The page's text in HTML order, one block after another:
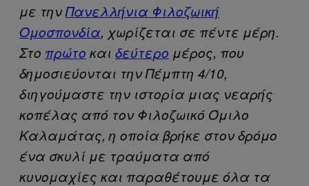
με τηνΠανελλήνια Φιλοζωική
Ομοσπονδία, χωρίζεται σε πέντε μέρη.
Στο πρώτο και δεύτερο μέρος, που
δημοσιεύονται την Πέμπτη 4/10,
διηγούμαστε την ιστορία μιας νεαρής
κοπέλας από τον Φιλοζωικό Όμιλο
Καλαμάτας, η οποία βρήκε στον δρόμο
ένα σκυλί με τραύματα από
κυνομαχίες και παραθέτουμε όλα τα